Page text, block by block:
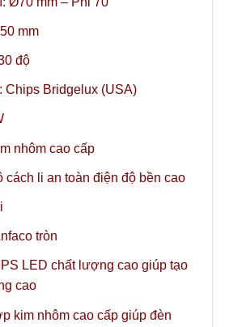
mm
độ
Chips Bridgelux (USA)
nhôm cao cấp
cách li an toàn điện độ bền cao
tròn
LED chất lượng cao giúp tạo
cao
kim nhôm cao cấp giúp đèn